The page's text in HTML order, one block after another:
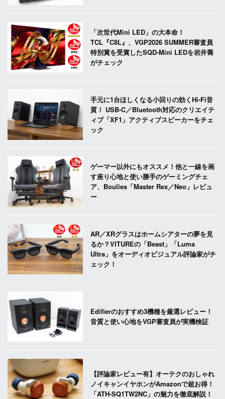
「次世代Mini LED」の大本命！
TCL『C8L』、VGP2026 SUMMER審査員
特別賞を受賞したSQD-Mini LEDを岩井喬
がチェック
手元に1台ほしくなる小回りの効くHi-Fi音
質！ USB-C／Bluetooth対応のクリエイテ
ィブ「XF1」アクティブスピーカーをチェ
ック
ゲーマー以外にもオススメ！他と一線を画
す座り心地と使い勝手のゲーミングチェ
ア、Boulies「Master Rex／Neo」レビュ
ー
AR／XRグラスはホームシアターの夢を見
るか？VITUREの「Beast」「Luma
Ultra」をオーディオビジュアル評論家がチ
ェック！
Edifierのおすすめ3機種を厳選レビュー！
音質と使い心地をVGP審査員が実機検証
【評論家レビュー有】オーテクのおしゃれ
ノイキャンイヤホンがAmazonで超お得！
「ATH-SQ1TW2NC」の魅力を徹底解説！